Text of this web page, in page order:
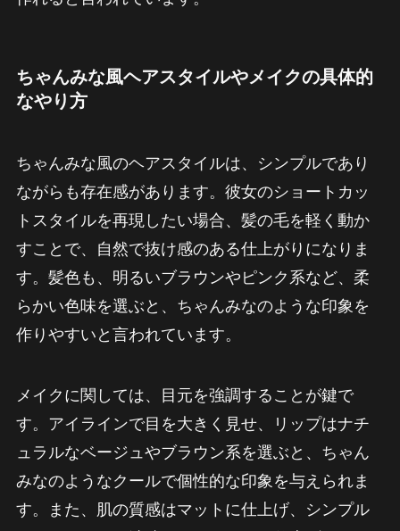
ちゃんみな風ヘアスタイルやメイクの具体的
なやり方
ちゃんみな風のヘアスタイルは、シンプルであり
ながらも存在感があります。彼女のショートカッ
トスタイルを再現したい場合、髪の毛を軽く動か
すことで、自然で抜け感のある仕上がりになりま
す。髪色も、明るいブラウンやピンク系など、柔
らかい色味を選ぶと、ちゃんみなのような印象を
作りやすいと言われています。
メイクに関しては、目元を強調することが鍵で
す。アイラインで目を大きく見せ、リップはナチ
ュラルなベージュやブラウン系を選ぶと、ちゃん
みなのようなクールで個性的な印象を与えられま
す。また、肌の質感はマットに仕上げ、シンプル